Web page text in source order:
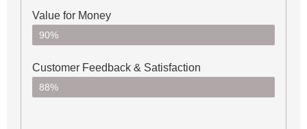
Value for Money
90%
Customer Feedback & Satisfaction​
88%